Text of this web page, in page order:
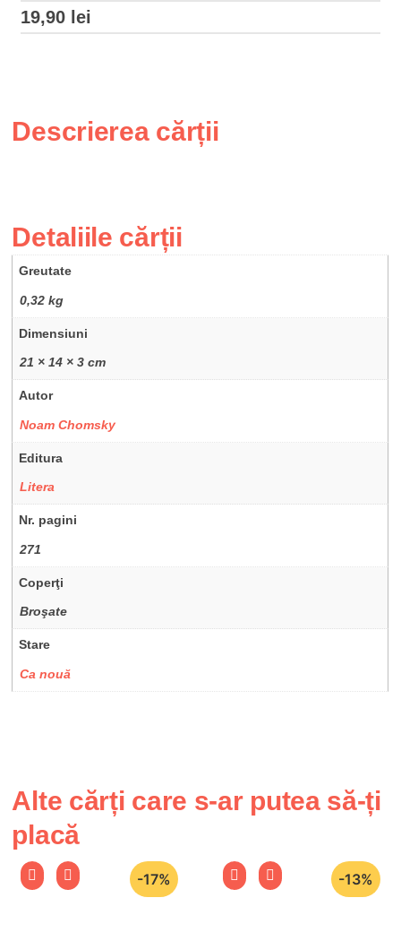
19,90 lei
Descrierea cărții
Detaliile cărții
Greutate
0,32 kg
Dimensiuni
21 × 14 × 3 cm
Autor
Noam Chomsky
Editura
Litera
Nr. pagini
271
Coperţi
Broşate
Stare
Ca nouă
Alte cărți care s-ar putea să-ți
placă
-17% -13%